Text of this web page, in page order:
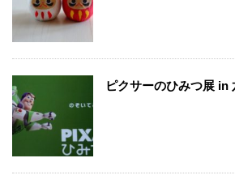
ピクサーのひみつ展 in